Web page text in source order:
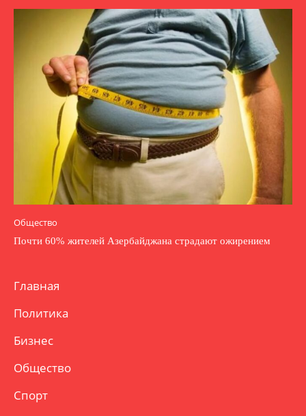
Общество
Почти 60% жителей Азербайджана страдают ожирением
Главная
Политика
Бизнес
Общество
Спорт